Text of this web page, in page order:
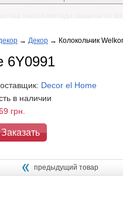
→ Декор → Колокольчик
6Y0991
Decor el Home
в наличии
грн.
Заказать
предыдущий товар